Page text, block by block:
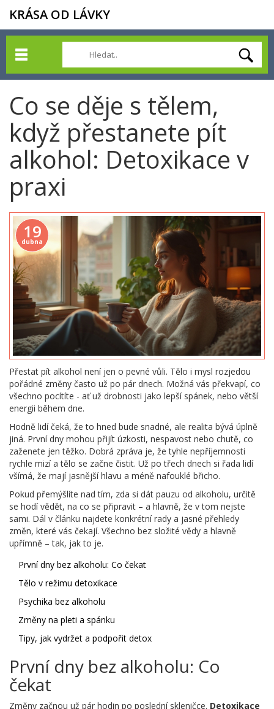
KRÁSA OD LÁVKY
Co se děje s tělem,
když přestanete pít
alkohol: Detoxikace v
praxi
19
dubna
Přestat pít alkohol není jen o pevné vůli. Tělo i mysl rozjedou
pořádné změny často už po pár dnech. Možná vás překvapí, co
všechno pocítíte - ať už drobnosti jako lepší spánek, nebo větší
energii během dne.
Hodně lidí čeká, že to hned bude snadné, ale realita bývá úplně
jiná. První dny mohou přijít úzkosti, nespavost nebo chutě, co
zaženete jen těžko. Dobrá zpráva je, že tyhle nepříjemnosti
rychle mizí a tělo se začne čistit. Už po třech dnech si řada lidí
všímá, že mají jasnější hlavu a méně nafouklé břicho.
Pokud přemýšlíte nad tím, zda si dát pauzu od alkoholu, určitě
se hodí vědět, na co se připravit – a hlavně, že v tom nejste
sami. Dál v článku najdete konkrétní rady a jasné přehledy
změn, které vás čekají. Všechno bez složité vědy a hlavně
upřímně – tak, jak to je.
První dny bez alkoholu: Co čekat
Tělo v režimu detoxikace
Psychika bez alkoholu
Změny na pleti a spánku
Tipy, jak vydržet a podpořit detox
První dny bez alkoholu: Co
čekat
Změny začnou už pár hodin po poslední skleničce. Detoxikace